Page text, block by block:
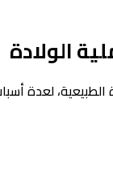
الولادة
الطبيعية،